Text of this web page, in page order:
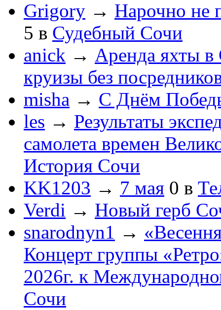
Grigory → Нарочно не
5 в Судебный Сочи
anick → Аренда яхты в
круизы без
misha → С Днём
les → Результаты
самолета времен
История Сочи
KK1203 → 7 мая 0 в
Verdi → Новый герб
snarodnyn1 →
Концерт группы
2026г. к
Сочи